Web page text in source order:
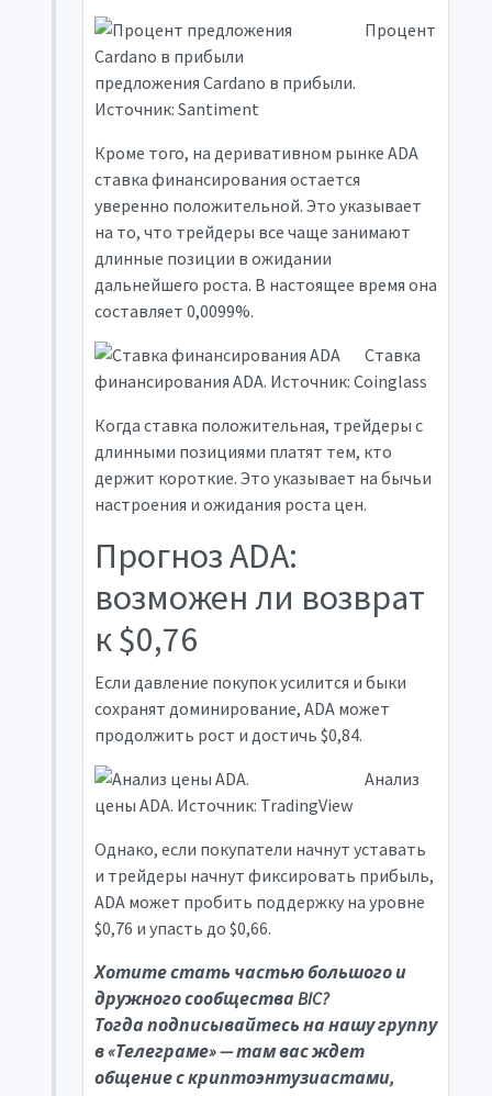
Процент
предложения Cardano в прибыли.
Источник: Santiment
Кроме того, на деривативном рынке ADA
ставка финансирования остается
уверенно положительной. Это указывает
на то, что трейдеры все чаще занимают
длинные позиции в ожидании
дальнейшего роста. В настоящее время она
составляет 0,0099%.
Ставка
финансирования ADA. Источник: Coinglass
Когда ставка положительная, трейдеры с
длинными позициями платят тем, кто
держит короткие. Это указывает на бычьи
настроения и ожидания роста цен.
Прогноз ADA:
возможен ли возврат
к $0,76
Если давление покупок усилится и быки
сохранят доминирование, ADA может
продолжить рост и достичь $0,84.
Анализ
цены ADA. Источник: TradingView
Однако, если покупатели начнут уставать
и трейдеры начнут фиксировать прибыль,
ADA может пробить поддержку на уровне
$0,76 и упасть до $0,66.
Хотите стать частью большого и
дружного сообщества BIC?
Тогдаподписывайтесь на нашу группу
в «Телеграме»— там вас ждет
общение с криптоэнтузиастами,